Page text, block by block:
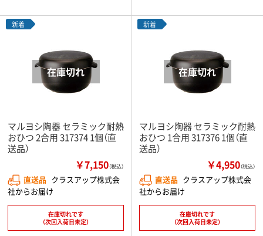
新着
マルヨシ陶器 セラミック耐熱
おひつ 2合用 317374 1個（直
送品）
￥7,150（税込）
直送品 クラスアップ株式会
社からお届け
在庫切れです
（次回入荷日未定）
新着
マルヨシ陶器 セラミック耐熱
おひつ 1合用 317376 1個（直
送品）
￥4,950（税込）
直送品 クラスアップ株式会
社からお届け
在庫切れです
（次回入荷日未定）